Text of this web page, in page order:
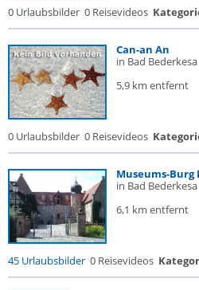
0 Urlaubsbilder 0 Reisevideos
Can-an An
in Bad Bederkesa
5,9 km entfernt
0 Urlaubsbilder 0 Reisevideos
Museums-Burg
in Bad Bederkesa
6,1 km entfernt
45 Urlaubsbilder 0 Reisevideos